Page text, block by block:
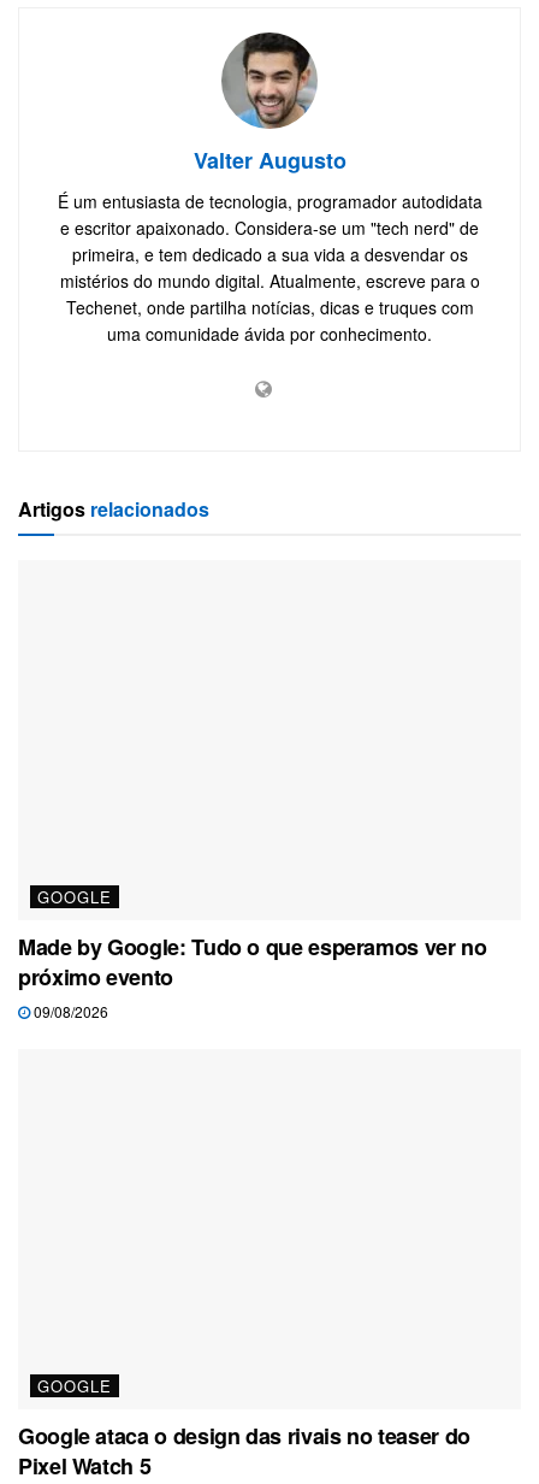
Valter Augusto
É um entusiasta de tecnologia, programador autodidata
e escritor apaixonado. Considera-se um "tech nerd" de
primeira, e tem dedicado a sua vida a desvendar os
mistérios do mundo digital. Atualmente, escreve para o
Techenet, onde partilha notícias, dicas e truques com
uma comunidade ávida por conhecimento.
Artigos relacionados
GOOGLE
Made by Google: Tudo o que esperamos ver no
próximo evento
09/08/2026
GOOGLE
Google ataca o design das rivais no teaser do
Pixel Watch 5